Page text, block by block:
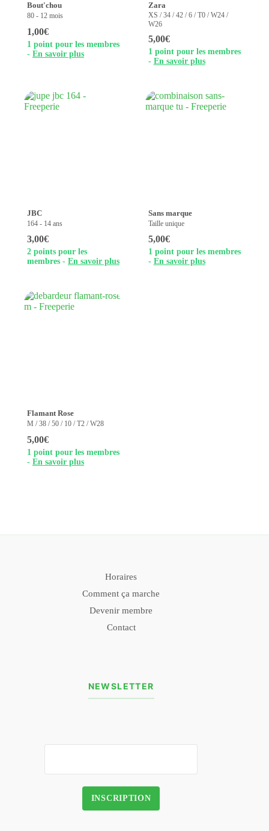
Bout'chou
80 - 12 mois
1,00€
1 point pour les membres
- En savoir plus
Zara
XS / 34 / 42 / 6 / T0 / W24 /
W26
5,00€
1 point pour les membres
- En savoir plus
JBC
164 - 14 ans
3,00€
2 points pour les
membres - En savoir plus
Sans marque
Taille unique
5,00€
1 point pour les membres
- En savoir plus
Flamant Rose
M / 38 / 50 / 10 / T2 / W28
5,00€
1 point pour les membres
- En savoir plus
Horaires
Comment ça marche
Devenir membre
Contact
NEWSLETTER
INSCRIPTION